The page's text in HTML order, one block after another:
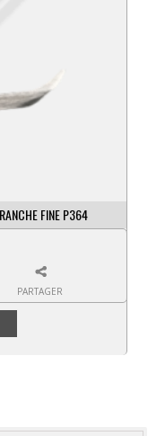
FINE P364
PARTAGER